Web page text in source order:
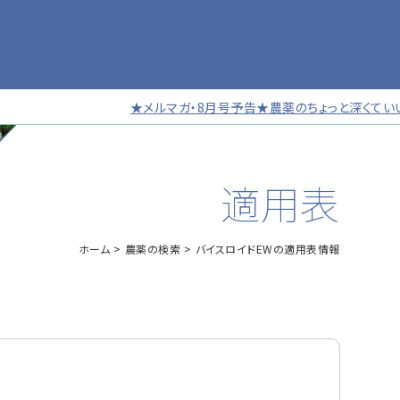
★メルマガ・8月号予告★農薬のちょっと深くてい
適用表
ホーム 農薬の検索 バイスロイドEWの適用表情報